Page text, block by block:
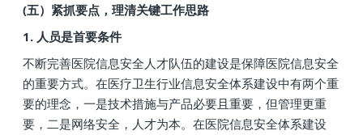
(五）紧抓要点，理清关键工作思路
1. 人员是首要条件
不断完善医院信息安全人才队伍的建设是保障医院信息安全
的重要方式。在医疗卫生行业信息安全体系建设中有两个重
要的理念，一是技术措施与产品必要且重要，但管理更重
要，二是网络安全，人才为本。在医院信息安全体系建设